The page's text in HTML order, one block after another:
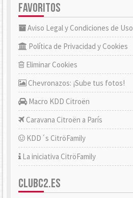
FAVORITOS
Aviso Legal y Condiciones de Uso
Política de Privacidad y Cookies
Eliminar Cookies
Chevronazos: ¡Sube tus fotos!
Macro KDD Citroën
Caravana Citroën a París
KDD´s CitröFamily
La iniciativa CitröFamily
CLUBC2.ES